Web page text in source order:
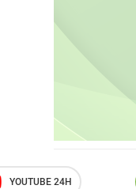
YOUTUBE 24H